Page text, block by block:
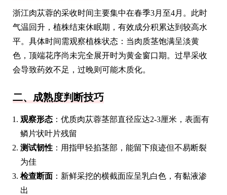
浙江肉苁蓉的采收时间主要集中在春季3月至4月。此时
气温回升，植株结束休眠期，有效成分积累达到较高水
平。具体时间需观察植株状态：当肉质茎饱满呈淡黄
色，顶端花序尚未完全展开时为黄金窗口期。过早采收
会导致药效不足，过晚则可能木质化。
二、成熟度判断技巧
观察形态 ：优质肉苁蓉茎部直径应达2-3厘米，表面有
鳞片状叶片残留
测试韧性 ：用指甲轻掐茎部，能留下痕迹但不易断裂
为佳
检查断面 ：新鲜采挖的横截面应呈乳白色，有黏液渗
出